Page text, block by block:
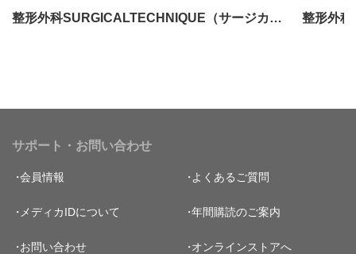
整形外科SURGICALTECHNIQUE（サージカルテクニック）2026年1号
サポート・お問い合わせ
会員情報 よくあるご質問
メディカIDについて 年間購読のご案内
お問い合わせ オンラインストアへ